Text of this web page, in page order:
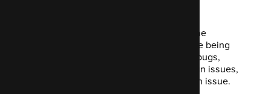
The main outcome of a code review is the
proactive prevention of problematic code being
pushed into production. You can locate bugs,
capture missed edge cases or any design issues,
and avoid anti-patterns before they’re an issue.